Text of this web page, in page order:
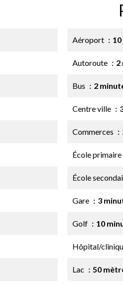
Aéroport
Autoroute 2
Bus 2
Centre ville
Commerces
École primaire
École
Gare 3
Golf 10
Hôpital/
Lac 50